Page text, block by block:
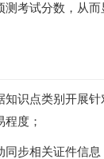
考试分数，从而
知识点类别开展
度；
同步相关证件信